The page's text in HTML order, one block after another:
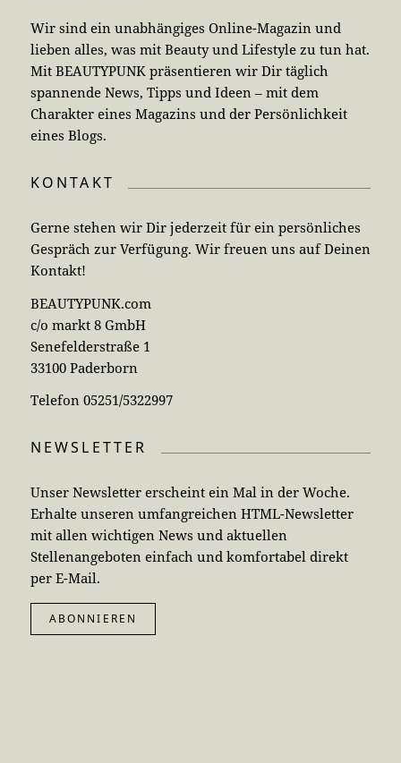
Wir sind ein unabhängiges Online-Magazin und
lieben alles, was mit Beauty und Lifestyle zu tun hat.
Mit BEAUTYPUNK präsentieren wir Dir täglich
spannende News, Tipps und Ideen – mit dem
Charakter eines Magazins und der Persönlichkeit
eines Blogs.
KONTAKT
Gerne stehen wir Dir jederzeit für ein persönliches
Gespräch zur Verfügung. Wir freuen uns auf Deinen
Kontakt!
BEAUTYPUNK.com
c/o markt 8 GmbH
Senefelderstraße 1
33100 Paderborn
Telefon 05251/5322997
NEWSLETTER
Unser Newsletter erscheint ein Mal in der Woche.
Erhalte unseren umfangreichen HTML-Newsletter
mit allen wichtigen News und aktuellen
Stellenangeboten einfach und komfortabel direkt
per E-Mail.
ABONNIEREN